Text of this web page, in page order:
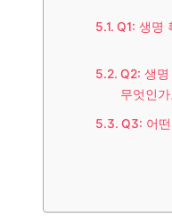
Q1: 생명
Q2: 생명
무엇인
Q3: 어